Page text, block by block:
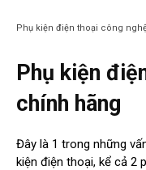
Phụ kiện điện thoại công
Phụ kiện
chính hãng
Đây là 1 trong những
kiện điện thoại, kể cả 2